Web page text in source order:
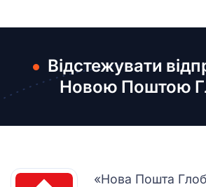
Відстежувати
Новою Поштою
«Нова Пошта